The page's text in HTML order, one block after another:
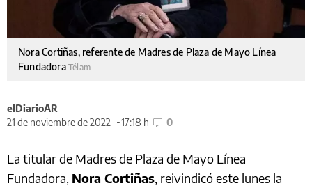
Nora Cortiñas, referente de Madres de Plaza de Mayo Línea
Fundadora Télam
elDiarioAR
21 de noviembre de 2022
17:18 h 0
La titular de Madres de Plaza de Mayo Línea
Fundadora, Nora Cortiñas, reivindicó este lunes la